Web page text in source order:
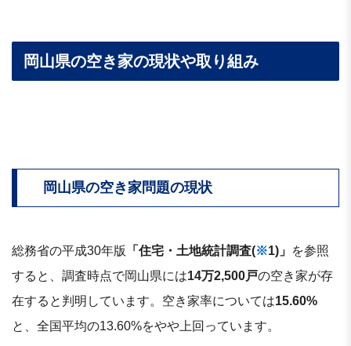
岡山県の空き家の現状や取り組み
岡山県の空き家問題の現状
総務省の平成30年版 「住宅・土地統計調査(※1)」 を参照
すると、調査時点で岡山県には14万2,500戸の空き家が存
在すると判明しています。空き家率については15.60%
と、全国平均の13.60%をやや上回っています。